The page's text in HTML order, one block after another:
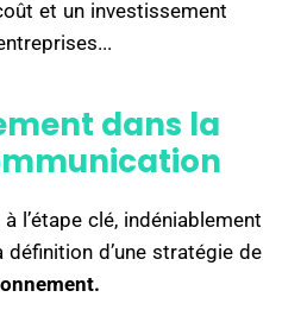
et un investissement
dans la
l’étape clé, indéniablement
d’une stratégie de